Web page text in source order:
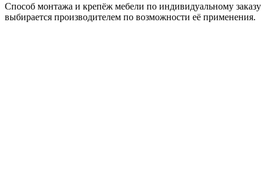
Способ монтажа и крепёж мебели по индивидуальному заказу
выбирается производителем по возможности её применения.